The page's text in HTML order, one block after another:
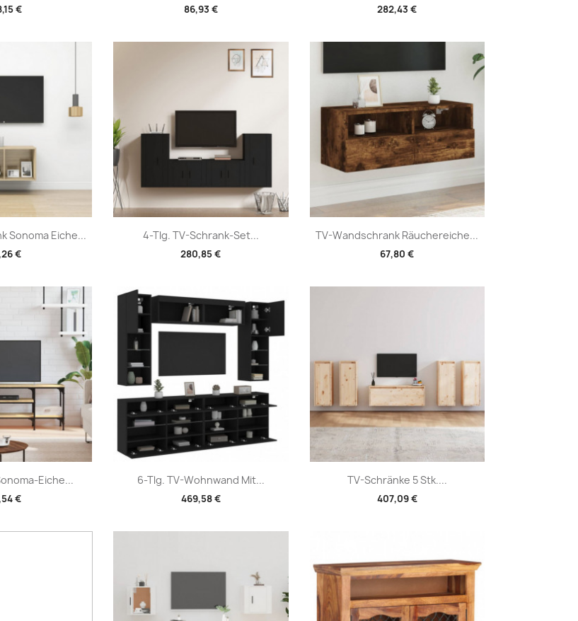
€ 86,93 € 282,43 €
Sonoma Eiche...
€
4-Tlg. TV-Schrank-Set...
280,85 €
Vorschau TV-Wandschrank Räuchereiche...
67,80 €
Vorschau
Eiche...
€
6-Tlg. TV-Wohnwand Mit...
469,58 €
Vorschau TV-Schränke 5 Stk....
407,09 €
Vorschau